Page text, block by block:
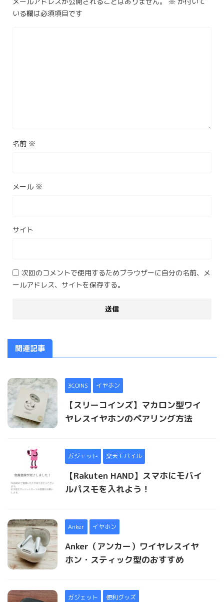
いる欄は必須項目です
名前 ※
メール ※
サイト
次回のコメントで使用するためブラウザーに自分の名前、メ
ールアドレス、サイトを保存する。
関連記事
3COINS イヤホン
【スリーコインズ】マカロン型ワイ
ヤレスイヤホンのペアリング方法
ガジェット 楽天モバイル
【Rakuten HAND】スマホにモバイ
ルパスモを入れよう！
Anker イヤホン
Anker（アンカー）ワイヤレスイヤ
ホン・スティック型のおすすめ
ガジェット 便利グッズ